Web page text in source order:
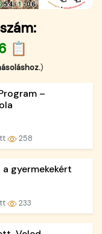
📋
)
–
258
gyermekekért
233